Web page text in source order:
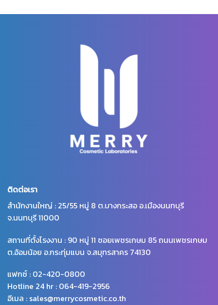
ติดต่อเรา
สำนักงานใหญ่ : 25/55 หมู่ 8 ต.บางกระสอ อ.เมืองนนทบุรี
จ.นนทบุรี 11000
สถานที่ตั้งโรงงาน : 90 หมู่ 11 ซอยเพชรเกษม 85 ถนนเพชรเกษม
ต.อ้อมน้อย อ.กระทุ่มแบน จ.สมุทรสาคร 74130
แฟกซ์ : 02-420-0800
Hotline 24 hr : 064-419-2956
อีเมล : sales@merrycosmetic.co.th